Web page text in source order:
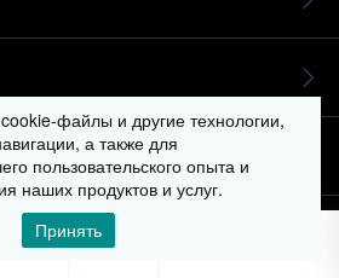
0
cookie-файлы и другие технологии,
а также для
пользовательского опыта и
наших продуктов и услуг.
Принять